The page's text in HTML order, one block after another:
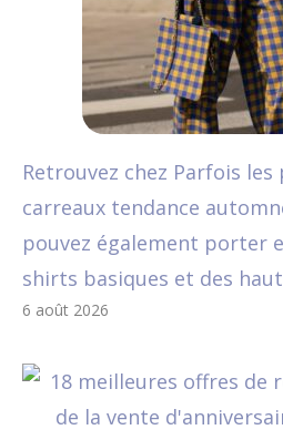
Retrouvez chez Parfois les
carreaux tendance
pouvez également porter
shirts basiques et des
6 août 2026